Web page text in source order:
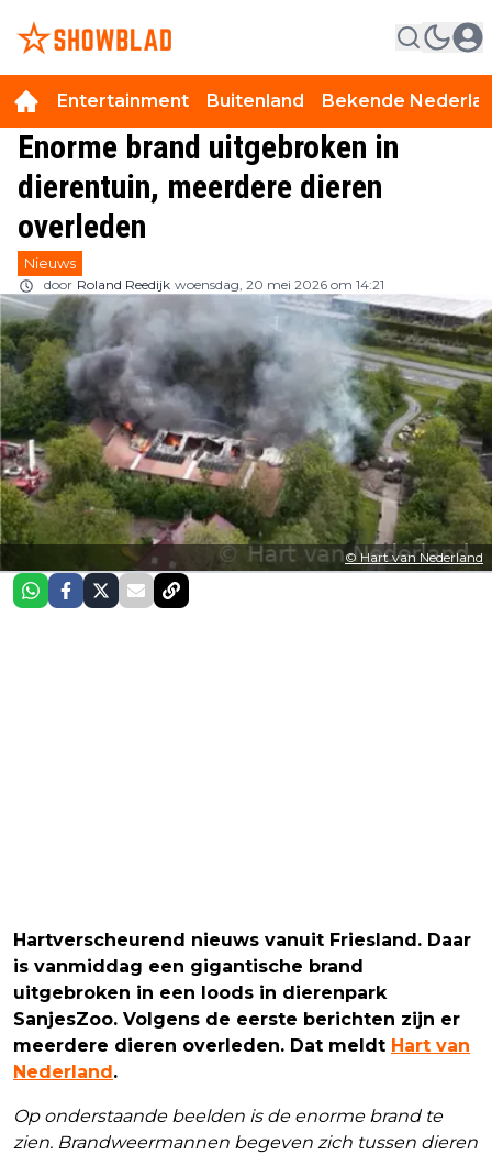
Entertainment Buitenland Bekende
Enorme brand uitgebroken in
dierentuin, meerdere dieren
overleden
Nieuws
door Roland Reedijk woensdag, 20 mei 2026 om 14:21
© Hart van Nederland
Hartverscheurend nieuws vanuit Friesland. Daar
is vanmiddag een gigantische brand
uitgebroken in een loods in dierenpark
SanjesZoo. Volgens de eerste berichten zijn er
meerdere dieren overleden. Dat meldt Hart van
Nederland .
Op onderstaande beelden is de enorme brand te
zien. Brandweermannen begeven zich tussen dieren